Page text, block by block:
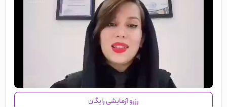
00:00
رزرو آزمایشی رایگان